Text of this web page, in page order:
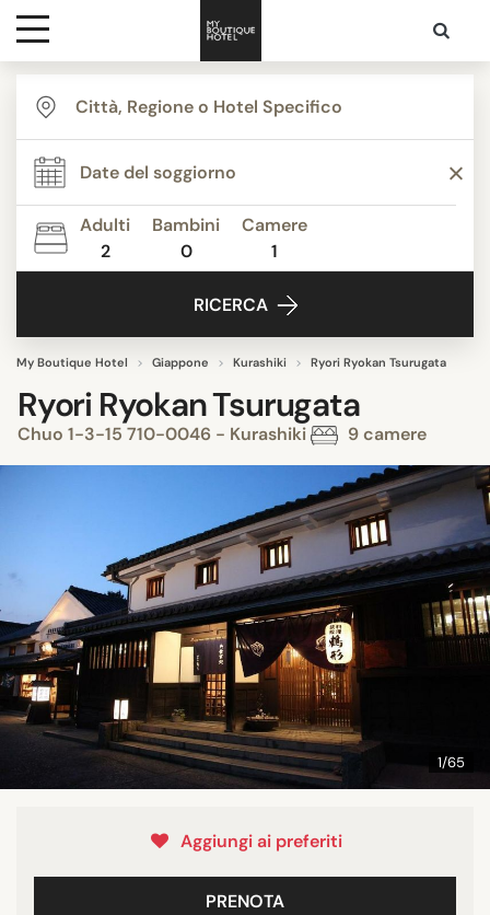
Destinazioni
Ispirazione
Contatti
Adulti
2
Bambini
0
Camere
1
RICERCA
My Boutique Hotel Giappone Kurashiki Ryori Ryokan Tsurugata
Ryori Ryokan Tsurugata
Chuo 1-3-15 710-0046 - Kurashiki 9 camere
1/65
Aggiungi ai preferiti
PRENOTA